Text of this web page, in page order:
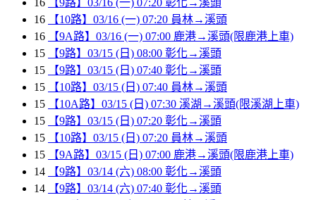
16
【10路】03/16 (一) 07:20 員林→溪頭
16
【9A路】03/16 (一) 07:00 鹿港→溪頭(限鹿港上車)
15
【9路】03/15 (日) 08:00 彰化→溪頭
15
【9路】03/15 (日) 07:40 彰化→溪頭
15
【10路】03/15 (日) 07:40 員林→溪頭
15
【10A路】03/15 (日) 07:30 溪湖→溪頭(限溪湖上車)
15
【9路】03/15 (日) 07:20 彰化→溪頭
15
【10路】03/15 (日) 07:20 員林→溪頭
15
【9A路】03/15 (日) 07:00 鹿港→溪頭(限鹿港上車)
14
【9路】03/14 (六) 08:00 彰化→溪頭
14
【9路】03/14 (六) 07:40 彰化→溪頭